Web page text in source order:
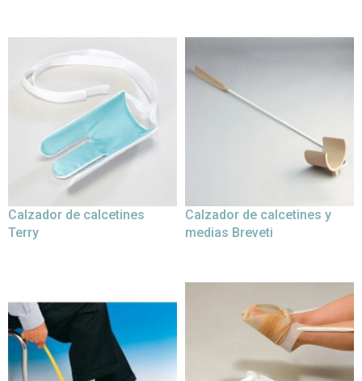
Calzador de calcetines
Terry
Calzador de calcetines y
medias Breveti